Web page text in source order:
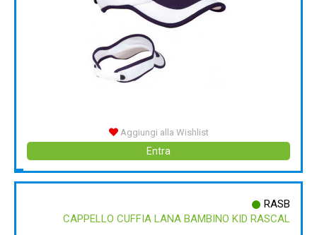
Aggiungi alla Wishlist
Entra
RASB
CAPPELLO CUFFIA LANA BAMBINO KID RASCAL